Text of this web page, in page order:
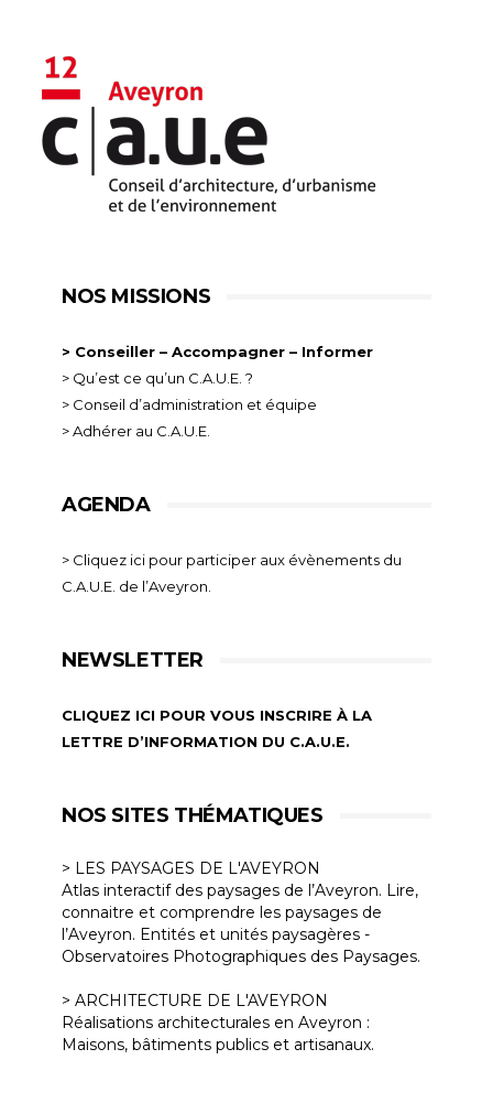
NOS MISSIONS
> Conseiller – Accompagner – Informer
> Qu’est ce qu’un C.A.U.E. ?
> Conseil d’administration et équipe
> Adhérer au C.A.U.E.
AGENDA
> Cliquez ici pour participer aux évènements du
C.A.U.E. de l’Aveyron.
NEWSLETTER
CLIQUEZ ICI POUR VOUS INSCRIRE À LA
LETTRE D’INFORMATION DU C.A.U.E.
NOS SITES THÉMATIQUES
> LES PAYSAGES DE L'AVEYRON
Atlas interactif des paysages de l’Aveyron. Lire,
connaitre et comprendre les paysages de
l’Aveyron. Entités et unités paysagères -
Observatoires Photographiques des Paysages.
> ARCHITECTURE DE L'AVEYRON
Réalisations architecturales en Aveyron :
Maisons, bâtiments publics et artisanaux.